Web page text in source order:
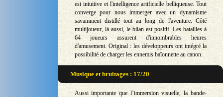
est intuitive et l'intelligence artificielle belliqueuse. Tout
converge pour nous immerger avec un dynamisme
savamment distillé tout au long de l'aventure. Côté
multijoueur, là aussi, le bilan est positif. Les batailles à
64 joueurs assurent d'innombrables heures
d'amusement. Original : les développeurs ont intégré la
possibilité de charger les ennemis baïonnette au canon.
Musique et bruitages : 17/20
Aussi importante que l’immersion visuelle, la bande-